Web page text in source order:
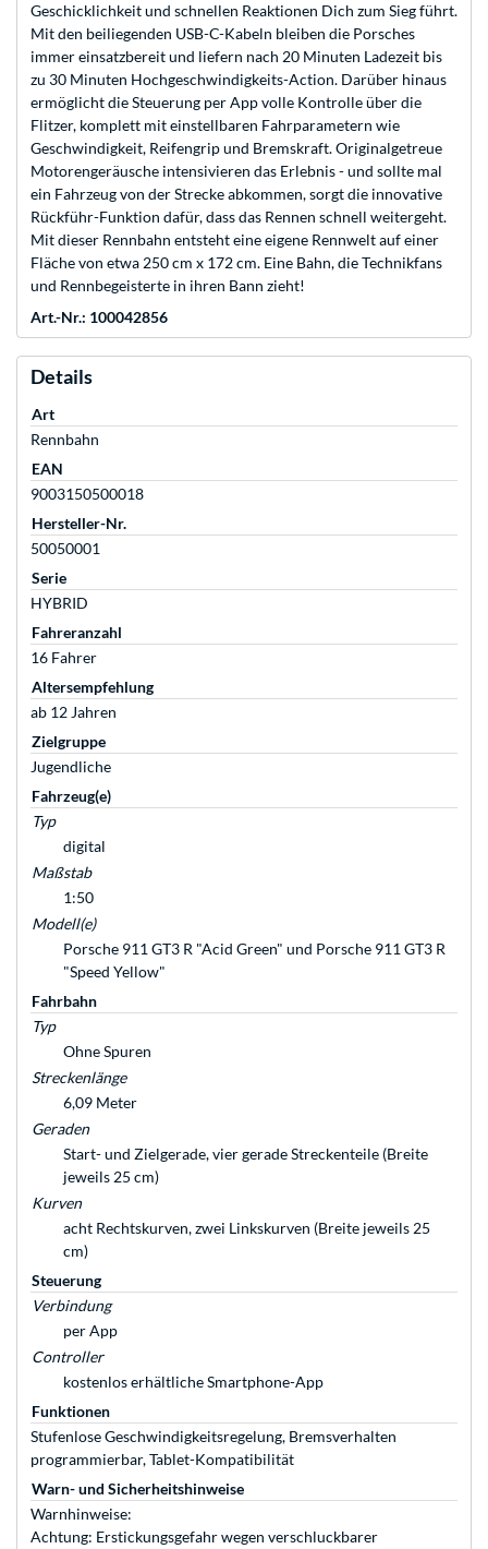
Geschicklichkeit und schnellen Reaktionen Dich zum Sieg führt.
Mit den beiliegenden USB-C-Kabeln bleiben die Porsches
immer einsatzbereit und liefern nach 20 Minuten Ladezeit bis
zu 30 Minuten Hochgeschwindigkeits-Action. Darüber hinaus
ermöglicht die Steuerung per App volle Kontrolle über die
Flitzer, komplett mit einstellbaren Fahrparametern wie
Geschwindigkeit, Reifengrip und Bremskraft. Originalgetreue
Motorengeräusche intensivieren das Erlebnis - und sollte mal
ein Fahrzeug von der Strecke abkommen, sorgt die innovative
Rückführ-Funktion dafür, dass das Rennen schnell weitergeht.
Mit dieser Rennbahn entsteht eine eigene Rennwelt auf einer
Fläche von etwa 250 cm x 172 cm. Eine Bahn, die Technikfans
und Rennbegeisterte in ihren Bann zieht!
Art.-Nr.: 100042856
Details
Art
Rennbahn
EAN
9003150500018
Hersteller-Nr.
50050001
Serie
HYBRID
Fahreranzahl
16 Fahrer
Altersempfehlung
ab 12 Jahren
Zielgruppe
Jugendliche
Fahrzeug(e)
Typ
digital
Maßstab
1:50
Modell(e)
Porsche 911 GT3 R "Acid Green" und Porsche 911 GT3 R
"Speed Yellow"
Fahrbahn
Typ
Ohne Spuren
Streckenlänge
6,09 Meter
Geraden
Start- und Zielgerade, vier gerade Streckenteile (Breite
jeweils 25 cm)
Kurven
acht Rechtskurven, zwei Linkskurven (Breite jeweils 25
cm)
Steuerung
Verbindung
per App
Controller
kostenlos erhältliche Smartphone-App
Funktionen
Stufenlose Geschwindigkeitsregelung, Bremsverhalten
programmierbar, Tablet-Kompatibilität
Warn- und Sicherheitshinweise
Warnhinweise:
Achtung: Erstickungsgefahr wegen verschluckbarer